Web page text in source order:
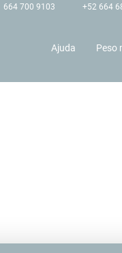
664 700 9103 +52 664
Ajuda Peso